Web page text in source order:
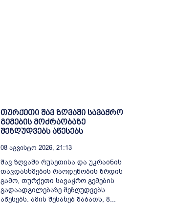
თურქეთი შავ ზღვაში სავაჭრო
გემების მოძრაობაზე
შეზღუდვებს აწესებს
08 Აგვისტო 2026, 21:13
შავ ზღვაში რუსეთისა და უკრაინის
თავდასხმების რაოდენობის ზრდის
გამო, თურქეთი სავაჭრო გემების
გადაადგილებაზე შეზღუდვებს
აწესებს. ამის შესახებ შაბათს, 8...